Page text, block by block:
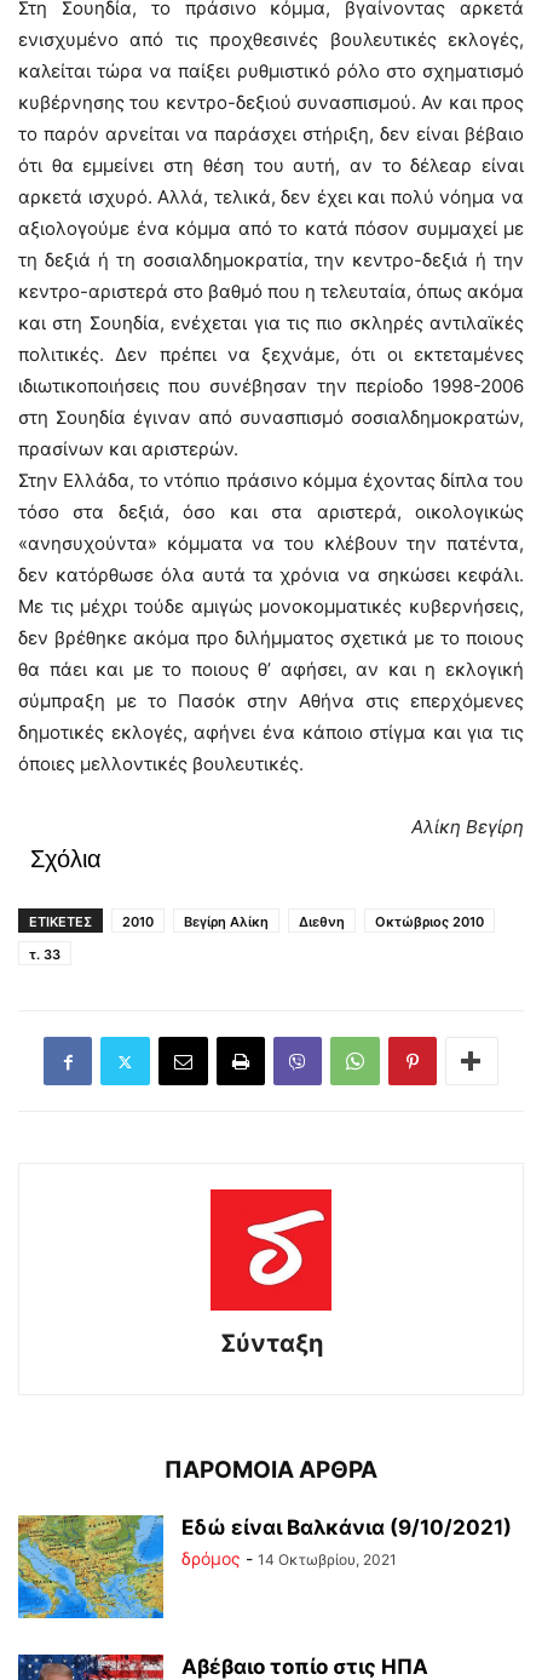
Στη Σουηδία, το πράσινο κόμμα, βγαίνοντας αρκετά
ενισχυμένο από τις προχθεσινές βουλευτικές εκλογές,
καλείται τώρα να παίξει ρυθμιστικό ρόλο στο σχηματισμό
κυβέρνησης του κεντρο-δεξιού συνασπισμού. Αν και προς
το παρόν αρνείται να παράσχει στήριξη, δεν είναι βέβαιο
ότι θα εμμείνει στη θέση του αυτή, αν το δέλεαρ είναι
αρκετά ισχυρό. Αλλά, τελικά, δεν έχει και πολύ νόημα να
αξιολογούμε ένα κόμμα από το κατά πόσον συμμαχεί με
τη δεξιά ή τη σοσιαλδημοκρατία, την κεντρο-δεξιά ή την
κεντρο-αριστερά στο βαθμό που η τελευταία, όπως ακόμα
και στη Σουηδία, ενέχεται για τις πιο σκληρές αντιλαϊκές
πολιτικές. Δεν πρέπει να ξεχνάμε, ότι οι εκτεταμένες
ιδιωτικοποιήσεις που συνέβησαν την περίοδο 1998-2006
στη Σουηδία έγιναν από συνασπισμό σοσιαλδημοκρατών,
πρασίνων και αριστερών.
Στην Ελλάδα, το ντόπιο πράσινο κόμμα έχοντας δίπλα του
τόσο στα δεξιά, όσο και στα αριστερά, οικολογικώς
«ανησυχούντα» κόμματα να του κλέβουν την πατέντα,
δεν κατόρθωσε όλα αυτά τα χρόνια να σηκώσει κεφάλι.
Με τις μέχρι τούδε αμιγώς μονοκομματικές κυβερνήσεις,
δεν βρέθηκε ακόμα προ διλήμματος σχετικά με το ποιους
θα πάει και με το ποιους θ’ αφήσει, αν και η εκλογική
σύμπραξη με το Πασόκ στην Αθήνα στις επερχόμενες
δημοτικές εκλογές, αφήνει ένα κάποιο στίγμα και για τις
όποιες μελλοντικές βουλευτικές.
Αλίκη Βεγίρη
Σχόλια
ΕΤΙΚΕΤΕΣ 2010 Βεγίρη Αλίκη Διεθνη
Οκτώβριος 2010
τ. 33
Σύνταξη
ΠΑΡΟΜΟΙΑ ΑΡΘΡΑ
Εδώ είναι Βαλκάνια (9/10/2021)
δρόμος - 14 Οκτωβρίου, 2021
Αβέβαιο τοπίο στις ΗΠΑ